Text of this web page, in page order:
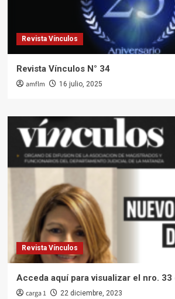
Revista Vínculos
Revista Vínculos N° 34
amflm 16 julio, 2025
Revista Vínculos
Acceda aquí para visualizar el nro. 33
carga 1 22 diciembre, 2023